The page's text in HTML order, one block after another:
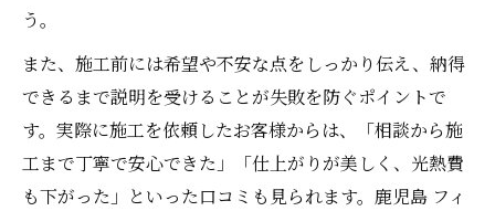
う。
また、施工前には希望や不安な点をしっかり伝え、納得
できるまで説明を受けることが失敗を防ぐポイントで
す。実際に施工を依頼したお客様からは、「相談から施
工まで丁寧で安心できた」「仕上がりが美しく、光熱費
も下がった」といった口コミも見られます。鹿児島 フィ